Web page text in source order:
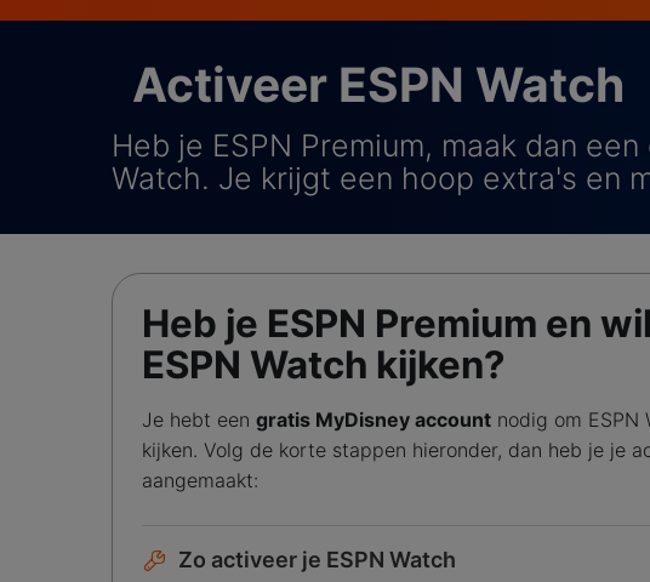
Activeer ESPN Watch
Heb je ESPN Premium, maak dan
Watch. Je krijgt een hoop extra's en
Heb je ESPN Premium en
ESPN Watch kijken?
Je hebt een gratis MyDisney account nodig om ESPN
kijken. Volg de korte stappen hieronder, dan heb je je
aangemaakt:
Zo activeer je ESPN Watch